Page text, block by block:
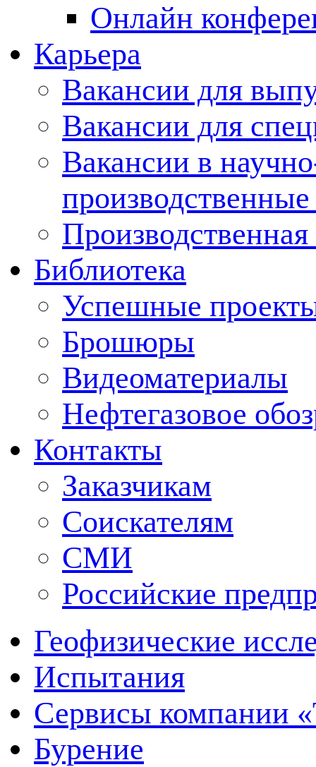
Онлайн
Карьера
Вакансии для
Вакансии для
Вакансии в
Производственная
Библиотека
Успешные
Брошюры
Видеоматериалы
Нефтегазовое
Контакты
Заказчикам
Соискателям
СМИ
Российские
Геофизические
Испытания
Сервисы компании
Бурение